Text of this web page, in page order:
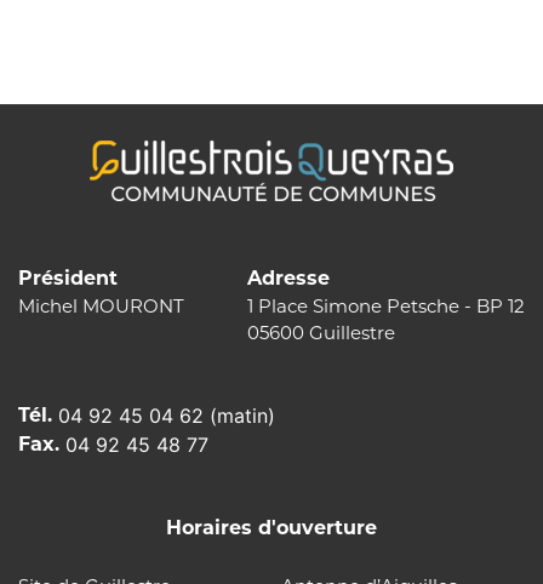
Président
Michel MOURONT
Adresse
1 Place Simone Petsche - BP 12
05600 Guillestre
Tél. 04 92 45 04 62 (matin)
Fax. 04 92 45 48 77
Horaires d'ouverture